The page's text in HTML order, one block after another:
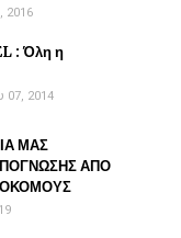
2016
: Όλη η
07, 2014
ΜΑΣ
ΑΠΟ